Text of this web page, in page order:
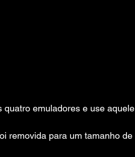
emuladores e use aquele
removida para um tamanho de